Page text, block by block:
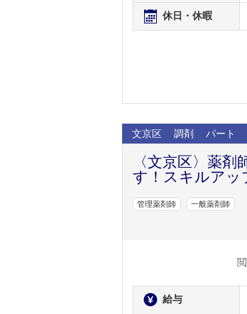
休日・休暇
文京区 調剤 パート
〈文京区〉薬
す！スキルアッ
管理薬剤師 一般薬剤師
給与